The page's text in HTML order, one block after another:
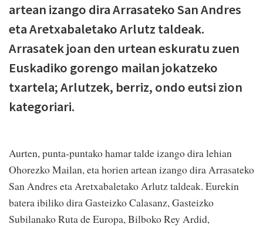
artean izango dira Arrasateko San Andres
eta Aretxabaletako Arlutz taldeak.
Arrasatek joan den urtean eskuratu zuen
Euskadiko gorengo mailan jokatzeko
txartela; Arlutzek, berriz, ondo eutsi zion
kategoriari.
Aurten, punta-puntako hamar talde izango dira lehian
Ohorezko Mailan, eta horien artean izango dira Arrasateko
San Andres eta Aretxabaletako Arlutz taldeak. Eurekin
batera ibiliko dira Gasteizko Calasanz, Gasteizko
Subilanako Ruta de Europa, Bilboko Rey Ardid,